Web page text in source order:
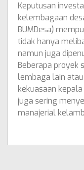
Keputusan
kelembagaan
BUMDesa)
tidak hanya
namun juga
Beberapa proyek
lembaga lain
kekuasaan
juga sering
manajerial